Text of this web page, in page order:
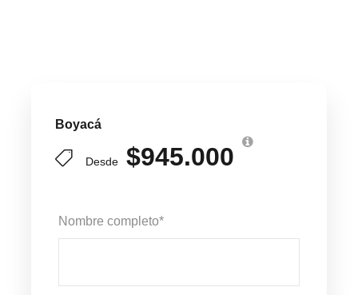
Boyacá
Desde $945.000
Nombre completo*